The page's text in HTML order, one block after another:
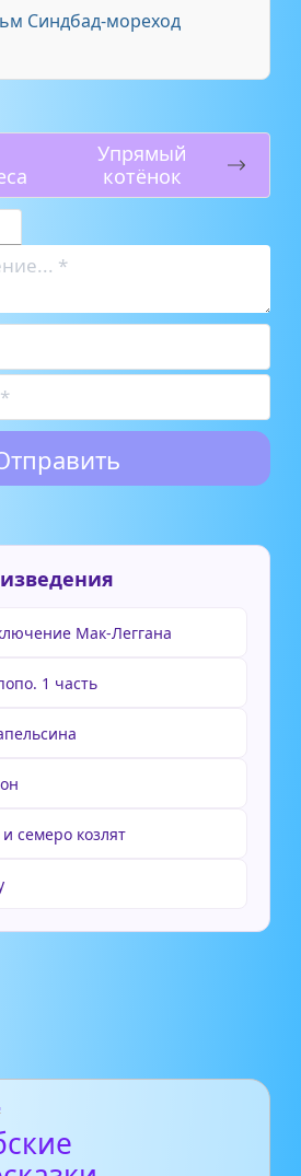
Синдбад-мореход
Упрямый
котёнок
Мак-Леггана
1 часть
семеро козлят